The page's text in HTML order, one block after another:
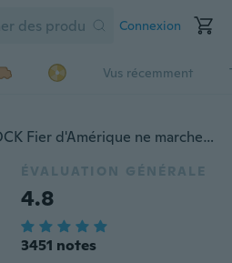
Connexion
Vus récemment
USA VENDEUR USA STOCK Fier d'Amérique ne marchez pas sur moi CAMPING EXTÉRIEUR CHASSE EDC 9 "POCHE COUTEAU PLIANT PUNISHER
ÉVALUATION GÉNÉRALE
4.8
3451 notes